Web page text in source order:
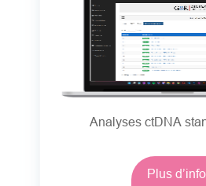
Analyses ctDNA
Plus d’info